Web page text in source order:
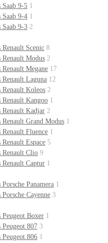
Saab 9-5 1
Saab 9-4 1
Saab 9-3 2
Renault Scenic 8
Renault Modus 2
Renault Megane 17
Renault Laguna 12
Renault Koleos 2
Renault Kangoo 1
Renault Kadjar 2
Renault Grand Modus 1
Renault Fluence 1
Renault Espace 5
Renault Clio 9
Renault Captur 1
Panamera 1
Porsche Cayenne 3
Peugeot Boxer 1
Peugeot 807 3
Peugeot 806 1